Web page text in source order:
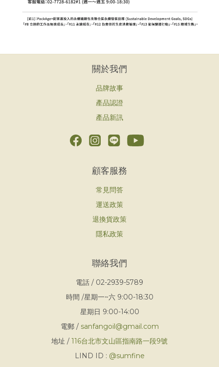
關於我們
品牌故事
產品認證
產品新訊
顧客服務
常見問答
運送政策
退換貨政策
隱私政策
聯絡我們
電話 / 02-2939-5789
時間 /星期一~六 9:00-18:30
星期日 9:00-14:00
電郵 / sanfangoil@gmail.com
地址 / 116台北市文山區指南路一段9號
LIND ID : @sumfine